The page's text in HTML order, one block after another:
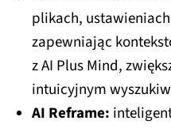
plikach,
zapewniając
z AI Plus Mind,
intuicyjnym
AI Reframe: